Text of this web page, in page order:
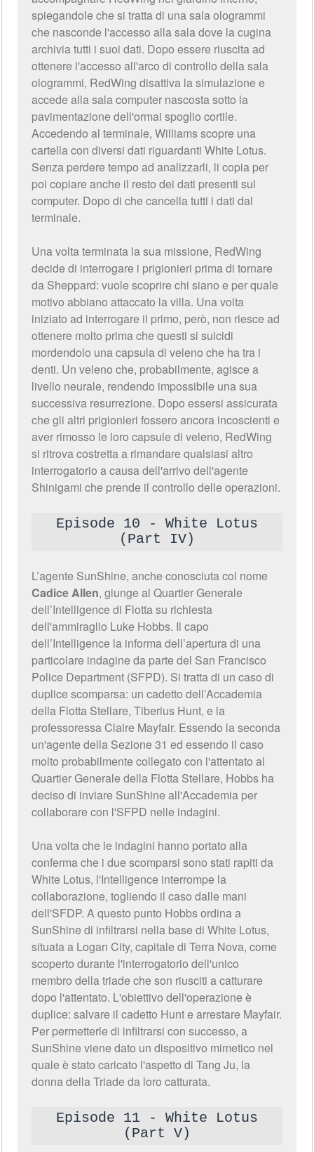
spiegandole che si tratta di una sala ologrammi
che nasconde l'accesso alla sala dove la cugina
archivia tutti i suoi dati. Dopo essere riuscita ad
ottenere l'accesso all'arco di controllo della sala
ologrammi, RedWing disattiva la simulazione e
accede alla sala computer nascosta sotto la
pavimentazione dell'ormai spoglio cortile.
Accedendo al terminale, Williams scopre una
cartella con diversi dati riguardanti White Lotus.
Senza perdere tempo ad analizzarli, li copia per
poi copiare anche il resto dei dati presenti sul
computer. Dopo di che cancella tutti i dati dal
terminale.
Una volta terminata la sua missione, RedWing
decide di interrogare i prigionieri prima di tornare
da Sheppard: vuole scoprire chi siano e per quale
motivo abbiano attaccato la villa. Una volta
iniziato ad interrogare il primo, però, non riesce ad
ottenere molto prima che questi si suicidi
mordendolo una capsula di veleno che ha tra i
denti. Un veleno che, probabilmente, agisce a
livello neurale, rendendo impossibile una sua
successiva resurrezione. Dopo essersi assicurata
che gli altri prigionieri fossero ancora incoscienti e
aver rimosso le loro capsule di veleno, RedWing
si ritrova costretta a rimandare qualsiasi altro
interrogatorio a causa dell'arrivo dell'agente
Shinigami che prende il controllo delle operazioni.
Episode 10 - White Lotus
(Part IV)
L’agente SunShine, anche conosciuta col nome
Cadice Allen, giunge al Quartier Generale
dell’Intelligence di Flotta su richiesta
dell'ammiraglio Luke Hobbs. Il capo
dell’Intelligence la informa dell’apertura di una
particolare indagine da parte del San Francisco
Police Department (SFPD). Si tratta di un caso di
duplice scomparsa: un cadetto dell’Accademia
della Flotta Stellare, Tiberius Hunt, e la
professoressa Claire Mayfair. Essendo la seconda
un'agente della Sezione 31 ed essendo il caso
molto probabilmente collegato con l'attentato al
Quartier Generale della Flotta Stellare, Hobbs ha
deciso di inviare SunShine all'Accademia per
collaborare con l'SFPD nelle indagini.
Una volta che le indagini hanno portato alla
conferma che i due scomparsi sono stati rapiti da
White Lotus, l'Intelligence interrompe la
collaborazione, togliendo il caso dalle mani
dell'SFDP. A questo punto Hobbs ordina a
SunShine di infiltrarsi nella base di White Lotus,
situata a Logan City, capitale di Terra Nova, come
scoperto durante l'interrogatorio dell'unico
membro della triade che son riusciti a catturare
dopo l'attentato. L'obiettivo dell'operazione è
duplice: salvare il cadetto Hunt e arrestare Mayfair.
Per permetterle di infiltrarsi con successo, a
SunShine viene dato un dispositivo mimetico nel
quale è stato caricato l'aspetto di Tang Ju, la
donna della Triade da loro catturata.
Episode 11 - White Lotus
(Part V)